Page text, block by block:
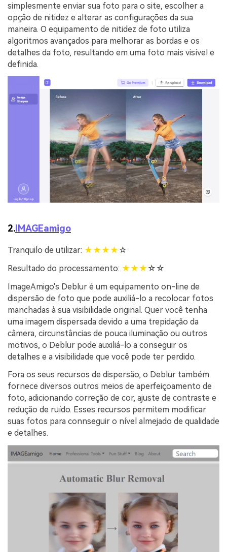
simplesmente enviar sua foto para o site, escolher a
opção de nitidez e alterar as configurações da sua
maneira. O equipamento de nitidez de foto utiliza
algoritmos avançados para melhorar as bordas e os
detalhes da foto, resultando em uma foto mais visível e
definida.
2. IMAGEamigo
Tranquilo de utilizar: ★ ★ ★ ★ ☆
Resultado do processamento: ★ ★ ★ ☆☆
ImageAmigo's Deblur é um equipamento on-line de
dispersão de foto que pode auxiliá-lo a recolocar fotos
manchadas à sua visibilidade original. Quer você tenha
uma imagem dispersada devido a uma trepidação da
câmera, circunstâncias de pouca iluminação ou outros
motivos, o Deblur pode auxiliá-lo a conseguir os
detalhes e a visibilidade que você pode ter perdido.
Fora os seus recursos de dispersão, o Deblur também
fornece diversos outros meios de aperfeiçoamento de
foto, adicionando correção de cor, ajuste de contraste e
redução de ruído. Esses recursos permitem modificar
suas fotos para connseguir o nível almejado de qualidade
e detalhes.